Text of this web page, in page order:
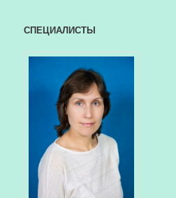
СПЕЦИАЛИСТЫ